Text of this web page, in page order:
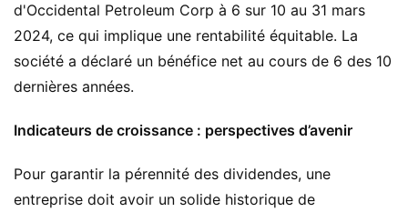
d'Occidental Petroleum Corp à 6 sur 10 au 31 mars
2024, ce qui implique une rentabilité équitable. La
société a déclaré un bénéfice net au cours de 6 des 10
dernières années.
Indicateurs de croissance : perspectives d’avenir
Pour garantir la pérennité des dividendes, une
entreprise doit avoir un solide historique de